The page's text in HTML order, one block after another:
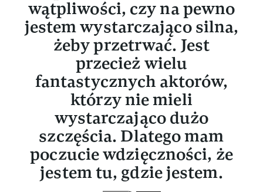
wątpliwości, czy na pewno
jestem wystarczająco silna,
żeby przetrwać. Jest
przecież wielu
fantastycznych aktorów,
którzy nie mieli
wystarczająco dużo
szczęścia. Dlatego mam
poczucie wdzięczności, że
jestem tu, gdzie jestem.